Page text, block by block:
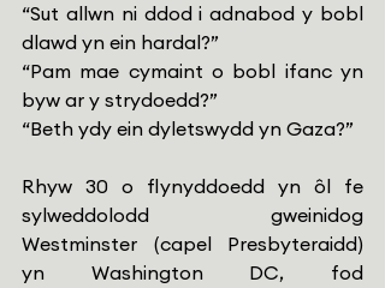
“Sut allwn ni ddod i adnabod y bobl
dlawd yn ein hardal?”
“Pam mae cymaint o bobl ifanc yn
byw ar y strydoedd?”
“Beth ydy ein dyletswydd yn Gaza?”
Rhyw 30 o flynyddoedd yn ôl fe
sylweddolodd gweinidog
Westminster (capel Presbyteraidd)
yn Washington DC, fod